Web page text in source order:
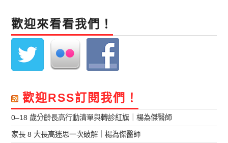
歡迎來看看我們！
歡迎RSS訂閱我們！
0–18 歲分齡長高行動清單與轉診紅旗｜楊為傑醫師
家長 8 大長高迷思一次破解｜楊為傑醫師